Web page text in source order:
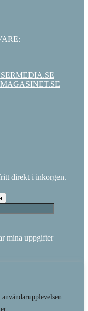
direkt i inkorgen.
mina uppgifter